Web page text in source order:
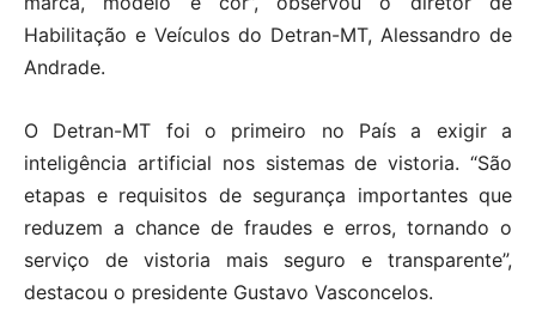
Habilitação e Veículos do Detran-MT, Alessandro de
Andrade.
O Detran-MT foi o primeiro no País a exigir a
inteligência artificial nos sistemas de vistoria. “São
etapas e requisitos de segurança importantes que
reduzem a chance de fraudes e erros, tornando o
serviço de vistoria mais seguro e transparente”,
destacou o presidente Gustavo Vasconcelos.